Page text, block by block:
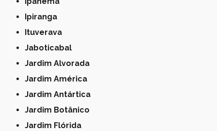
Ipiranga
Ituverava
Jaboticabal
Jardim Alvorada
Jardim América
Jardim Antártica
Jardim Botânico
Jardim Flórida